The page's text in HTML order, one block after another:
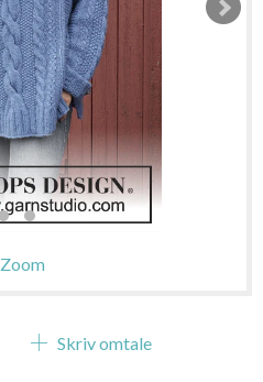
Zoom
Skriv omtale